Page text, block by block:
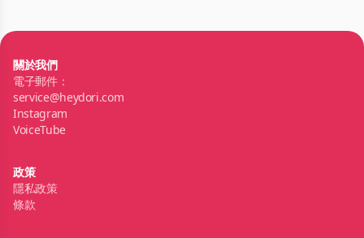
關於我們
電子郵件：
service@heydori.com
Instagram
VoiceTube
政策
隱私政策
條款